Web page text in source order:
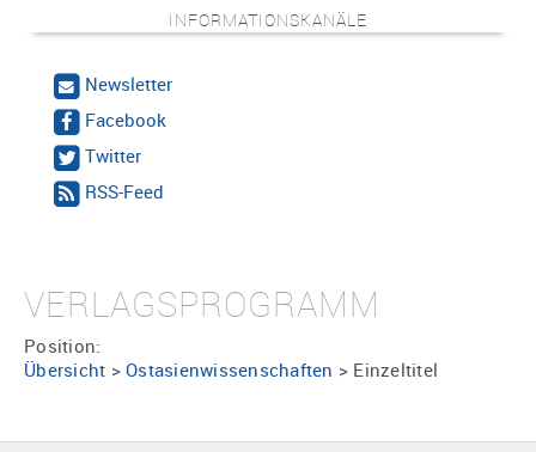
INFORMATIONSKANÄLE
Newsletter
Facebook
Twitter
RSS-Feed
VERLAGSPROGRAMM
Position:
Übersicht > Ostasienwissenschaften > Einzeltitel